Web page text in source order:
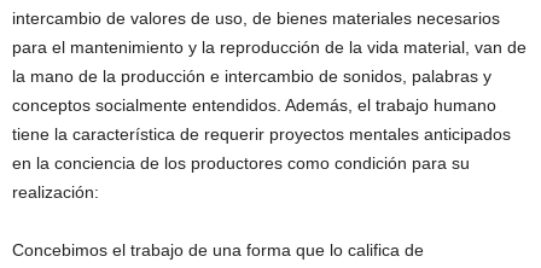
intercambio de valores de uso, de bienes materiales necesarios
para el mantenimiento y la reproducción de la vida material, van de
la mano de la producción e intercambio de sonidos, palabras y
conceptos socialmente entendidos. Además, el trabajo humano
tiene la característica de requerir proyectos mentales anticipados
en la conciencia de los productores como condición para su
realización:
Concebimos el trabajo de una forma que lo califica de